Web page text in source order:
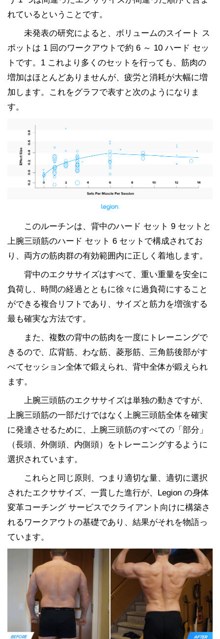
れているということです。
未発表の研究によると、ボリュームのスイート ス
ポットは 1 回のワークアウトで約 6 ～ 10 ハード セッ
トです。1 これより多くのセットを行っても、筋肉の
増加はほとんどありませんが、疲労と消耗が大幅に増
加します。これをグラフで表すと次のようになりま
す。
このルーチンは、背中のハード セット 9 セットと
上腕三頭筋のハード セット 6 セットで構成されてお
り、両方の筋肉群の有効範囲内に正しく着地します。
背中のエクササイズはすべて、重い重量を安全に
負荷し、時間の経過とともに徐々に過負荷にすること
ができる複合リフトであり、サイズと筋力を増強する
最も確実な方法です。
また、複数の背中の筋肉を一度にトレーニングで
きるので、広背筋、わな筋、菱形筋、三角筋後部がす
べてセッション全体で鍛えられ、背中全体が鍛えられ
ます。
上腕三頭筋のエクササイズは単独の動きですが、
上腕三頭筋の一部だけではなく上腕三頭筋全体を確実
に発達させるために、上腕三頭筋のすべての「部分」
（長頭、外側頭、内側頭）をトレーニングするように
選択されています。
これらと同じ原則、つまり適切な量、適切に選択
されたエクササイズ、一貫した進行が、Legion の身体
変革コーチング サービスでクライアント向けに構築さ
れるワークアウトの基礎であり、結果がそれを物語っ
ています。